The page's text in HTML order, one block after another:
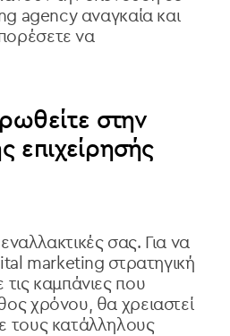
agency αναγκαία και
να
στην
επιχείρησής
σας. Για να
marketing στρατηγική
τις καμπάνιες που
χρόνου, θα χρειαστεί
τους κατάλληλους